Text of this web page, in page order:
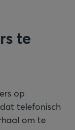
te
op
telefonisch
om te